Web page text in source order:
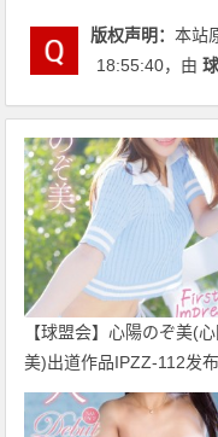
版权声明：本站
18:55:40，由
【球盟会】心陽のぞ美(
美)出道作品IPZZ-112发
偶像更偶像的脸蛋！经验
是0的超级新秀！